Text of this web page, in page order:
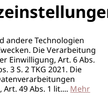
andere Technologien
Die Verarbeitung
Einwilligung, Art. 6 Abs.
3 S. 2 TKG 2021. Die
Art. 49 Abs. 1 lit....Mehr